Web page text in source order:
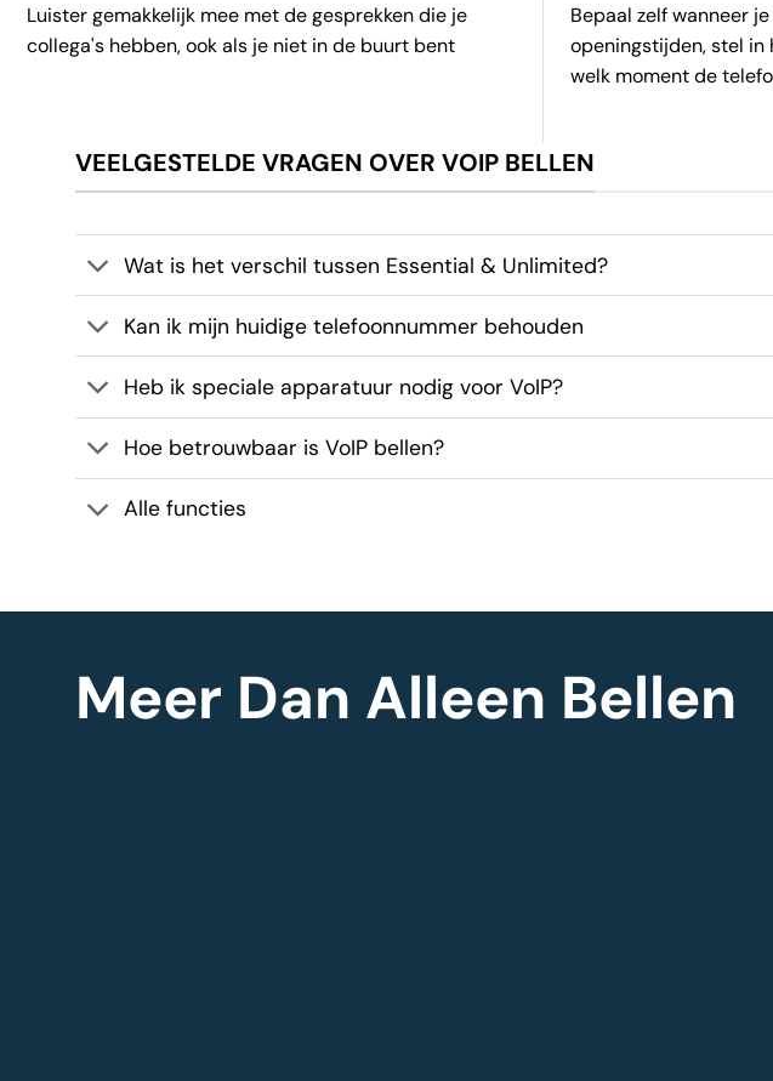
Luister gemakkelijk mee met de gesprekken die je
collega's hebben, ook als je niet in de buurt bent
Bepaal zelf wanneer
openingstijden, stel in
welk moment de
VEELGESTELDE VRAGEN OVER VOIP BELLEN
Wat is het verschil tussen Essential & Unlimited?
Kan ik mijn huidige telefoonnummer behouden
Heb ik speciale apparatuur nodig voor VoIP?
Hoe betrouwbaar is VoIP bellen?
Alle functies
Meer Dan Alleen Bellen